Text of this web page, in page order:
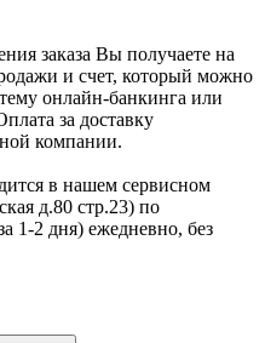
заказа Вы получаете на
и счет, который можно
онлайн-банкинга или
за доставку
компании.
в нашем сервисном
д.80 стр.23) по
1-2 дня) ежедневно, без